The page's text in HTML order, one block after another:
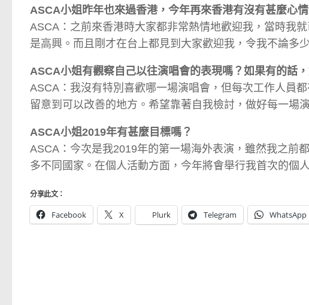
ASCA小姐昨年也來過香港，今年再來香港有沒有甚麼心
ASCA：之前來香港時大家都非常熱情地歡迎我，當時我
是高興。而且剛才在台上都見到大家歡迎我，令我不論多
ASCA小姐有觀察自己以往演唱會的表現嗎？如果有的話
ASCA：我沒有特別喜歡哪一場演唱會，但每次工作人員
留意到可以改善的地方。希望靠著自我檢討，做好每一場
ASCA小姐2019年有甚麼目標嗎？
ASCA：今次是我2019年的第一場海外表演，雖然我之前
多不同國家。在個人活動方面，今年將會舉行我首次的個
分享此文：
Facebook X Plurk Telegram WhatsApp